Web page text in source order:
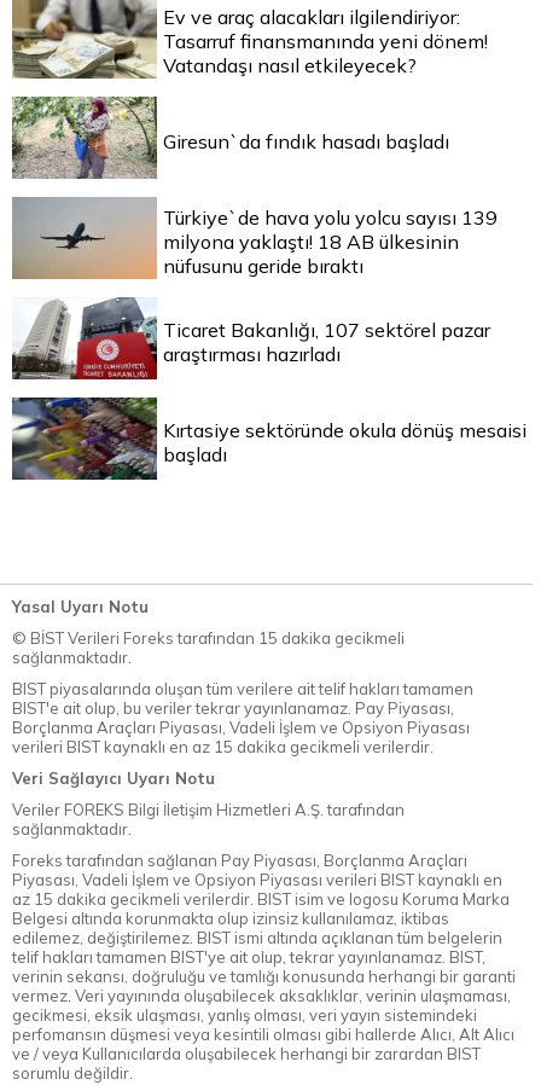
Ev ve araç alacakları ilgilendiriyor:
Tasarruf finansmanında yeni dönem!
Vatandaşı nasıl etkileyecek?
Giresun`da fındık hasadı başladı
Türkiye`de hava yolu yolcu sayısı 139
milyona yaklaştı! 18 AB ülkesinin
nüfusunu geride bıraktı
Ticaret Bakanlığı, 107 sektörel pazar
araştırması hazırladı
Kırtasiye sektöründe okula dönüş mesaisi
başladı
Yasal Uyarı Notu
© BİST Verileri Foreks tarafından 15 dakika gecikmeli
sağlanmaktadır.
BIST piyasalarında oluşan tüm verilere ait telif hakları tamamen
BIST'e ait olup, bu veriler tekrar yayınlanamaz. Pay Piyasası,
Borçlanma Araçları Piyasası, Vadeli İşlem ve Opsiyon Piyasası
verileri BIST kaynaklı en az 15 dakika gecikmeli verilerdir.
Veri Sağlayıcı Uyarı Notu
Veriler FOREKS Bilgi İletişim Hizmetleri A.Ş. tarafından
sağlanmaktadır.
Foreks tarafından sağlanan Pay Piyasası, Borçlanma Araçları
Piyasası, Vadeli İşlem ve Opsiyon Piyasası verileri BIST kaynaklı en
az 15 dakika gecikmeli verilerdir. BIST isim ve logosu Koruma Marka
Belgesi altında korunmakta olup izinsiz kullanılamaz, iktibas
edilemez, değiştirilemez. BIST ismi altında açıklanan tüm belgelerin
telif hakları tamamen BIST'ye ait olup, tekrar yayınlanamaz. BIST,
verinin sekansı, doğruluğu ve tamlığı konusunda herhangi bir garanti
vermez. Veri yayınında oluşabilecek aksaklıklar, verinin ulaşmaması,
gecikmesi, eksik ulaşması, yanlış olması, veri yayın sistemindeki
perfomansın düşmesi veya kesintili olması gibi hallerde Alıcı, Alt Alıcı
ve / veya Kullanıcılarda oluşabilecek herhangi bir zarardan BIST
sorumlu değildir.